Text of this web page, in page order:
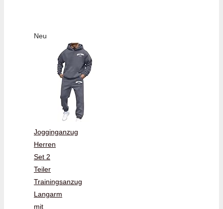
Neu
Jogginganzug
Herren
Set 2
Teiler
Trainingsanzug
Langarm
mit